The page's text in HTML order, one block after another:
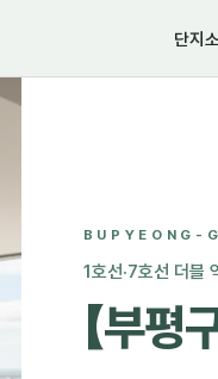
단지
BUPYEONG-
1호선·7호선 더블
【부평